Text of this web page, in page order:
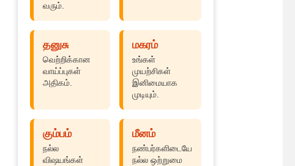
வரும்.
தனுசு
வெற்றிக்கான
வாய்ப்புகள்
அதிகம்.
மகரம்
உங்கள்
முயற்சிகள்
இனிமையாக
முடியும்.
கும்பம்
நல்ல
விஷயங்கள்
மீனம்
நண்பர்களிடையே
நல்ல ஒற்றுமை